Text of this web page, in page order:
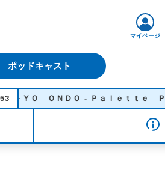
ポッドキャスト
マイページ
ＮＤＯ - Ｐａｌｅｔｔｅ Ｐａｒａｄｅ